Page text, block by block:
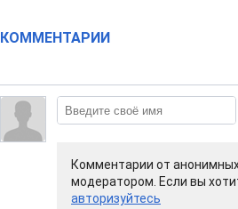
КОММЕНТАРИИ
Комментарии от
модератором. Если вы
авторизуйтесь